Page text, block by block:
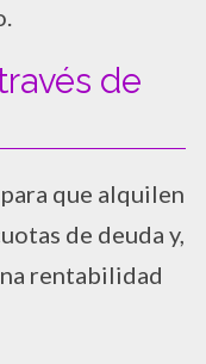
de
que alquilen
de deuda y,
rentabilidad